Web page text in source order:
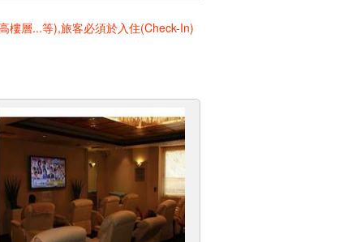
樓層...等),旅客必須於入住(Check-In)